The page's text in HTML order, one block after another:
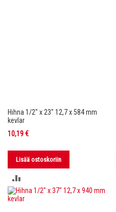
Hihna 1/2" x 23" 12,7 x 584 mm
kevlar
10,19 €
Lisää ostoskoriin
VERTAILUUN